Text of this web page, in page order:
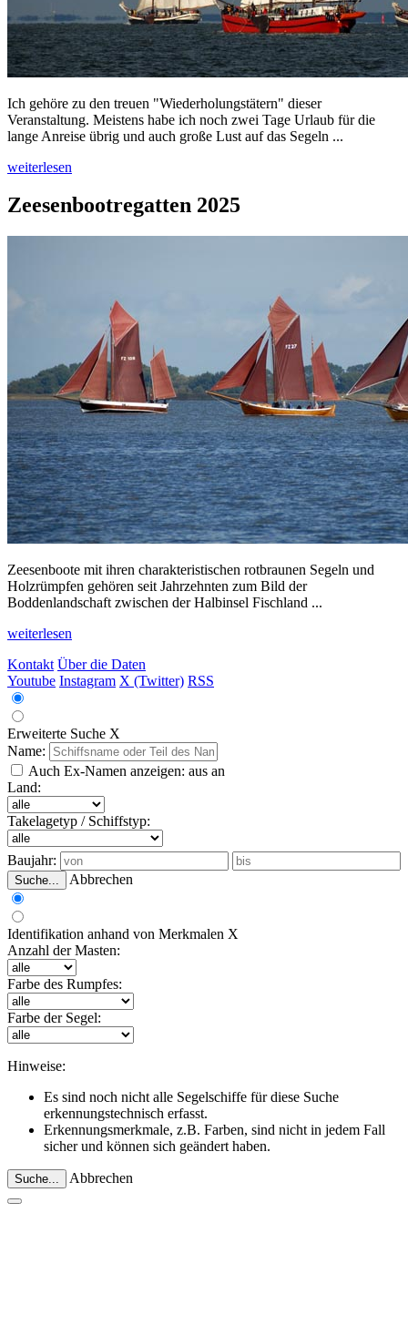
Ich gehöre zu den treuen "Wiederholungstätern" dieser
Veranstaltung. Meistens habe ich noch zwei Tage Urlaub für die
lange Anreise übrig und auch große Lust auf das Segeln ...
weiterlesen
Zeesenbootregatten 2025
Zeesenboote mit ihren charakteristischen rotbraunen Segeln und
Holzrümpfen gehören seit Jahrzehnten zum Bild der
Boddenlandschaft zwischen der Halbinsel Fischland ...
weiterlesen
Kontakt Über die Daten
Youtube Instagram X (Twitter) RSS
Erweiterte Suche X
Name:
Auch Ex-Namen anzeigen: aus an
Land:
Takelagetyp / Schiffstyp:
Baujahr:
Suche... Abbrechen
Identifikation anhand von Merkmalen X
Anzahl der Masten:
Farbe des Rumpfes:
Farbe der Segel:
Hinweise:
Es sind noch nicht alle Segelschiffe für diese Suche
erkennungstechnisch erfasst.
Erkennungsmerkmale, z.B. Farben, sind nicht in jedem Fall
sicher und können sich geändert haben.
Suche... Abbrechen